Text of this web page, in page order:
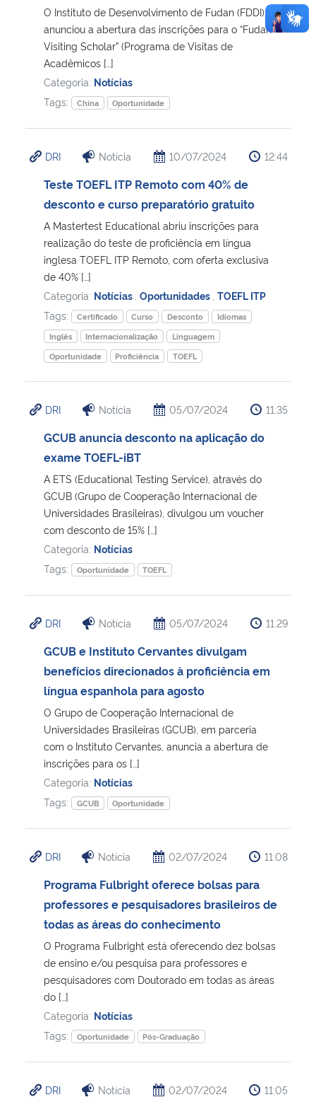
O Instituto de Desenvolvimento de Fudan (FDDI)
anunciou a abertura das inscrições para o “Fudan
Visiting Scholar” (Programa de Visitas de
Acadêmicos […]
Categoria: Notícias
Tags:
China Oportunidade
DRI Notícia 10/07/2024 12:44
Teste TOEFL ITP Remoto com 40% de
desconto e curso preparatório gratuito
A Mastertest Educational abriu inscrições para
realização do teste de proficiência em língua
inglesa TOEFL ITP Remoto, com oferta exclusiva
de 40% […]
Categoria: Notícias Oportunidades TOEFL ITP
Tags:
Certificado Curso Desconto
Idiomas
Inglês
Internacionalização
Linguagem
Oportunidade
Proficiência TOEFL
DRI Notícia 05/07/2024 11:35
GCUB anuncia desconto na aplicação do
exame TOEFL-iBT
A ETS (Educational Testing Service), através do
GCUB (Grupo de Cooperação Internacional de
Universidades Brasileiras), divulgou um voucher
com desconto de 15% […]
Categoria: Notícias
Tags:
Oportunidade TOEFL
DRI Notícia 05/07/2024 11:29
GCUB e Instituto Cervantes divulgam
benefícios direcionados à proficiência em
língua espanhola para agosto
O Grupo de Cooperação Internacional de
Universidades Brasileiras (GCUB), em parceria
com o Instituto Cervantes, anuncia a abertura de
inscrições para os […]
Categoria: Notícias
Tags:
GCUB Oportunidade
DRI Notícia 02/07/2024 11:08
Programa Fulbright oferece bolsas para
professores e pesquisadores brasileiros de
todas as áreas do conhecimento
O Programa Fulbright está oferecendo dez bolsas
de ensino e/ou pesquisa para professores e
pesquisadores com Doutorado em todas as áreas
do […]
Categoria: Notícias
Tags:
Oportunidade Pós-Graduação
DRI Notícia 02/07/2024 11:05